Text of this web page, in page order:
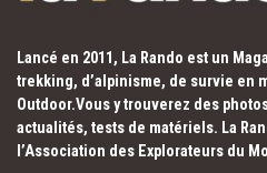
Lancé en 2011, La Rando est un
trekking, d’alpinisme, de survie en
Outdoor.Vous y trouverez des
actualités, tests de matériels. La
l’Association des Explorateurs du